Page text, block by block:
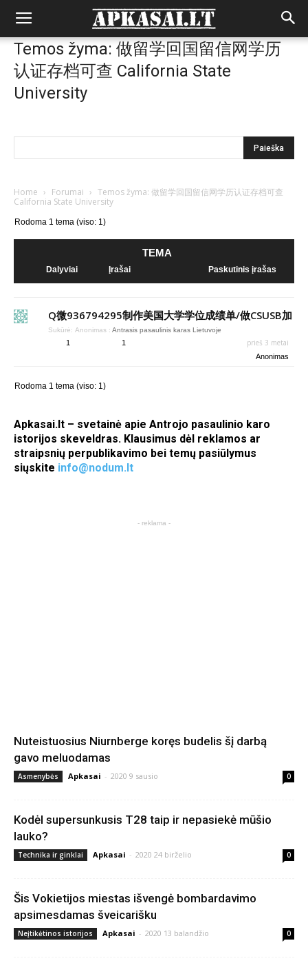
Temos žyma: 做留学回国留信网学历
认证存档可查 California State
University
Home › Forumai › Temos žyma: 做留学回国留信网学历认证存档可查
California State University
Rodoma 1 tema (viso: 1)
TEMA
Dalyviai Įrašai Paskutinis įrašas
Q微936794295制作美国大学学位成绩单/做CSUSB加
Sukūrė: Anonimas : Antrasis pasaulinis karas Lietuvoje
1 1 prieš 3 metai
Anonimas
Rodoma 1 tema (viso: 1)
Apkasai.lt – svetainė apie Antrojo pasaulinio karo
istorijos skeveldras. Klausimus dėl reklamos ar
straipsnių perpublikavimo bei temų pasiūlymus
siųskite info@nodum.lt
- reklama -
Nuteistuosius Niurnberge koręs budelis šį darbą
gavo meluodamas
Asmenybės Apkasai - 2020 9 sausio 0
Kodėl supersunkusis T28 taip ir nepasiekė mūšio
lauko?
Technika ir ginklai Apkasai - 2020 24 birželio 0
Šis Vokietijos miestas išvengė bombardavimo
apsimesdamas šveicarišku
Neįtikėtinos istorijos Apkasai - 2020 13 balandžio 0